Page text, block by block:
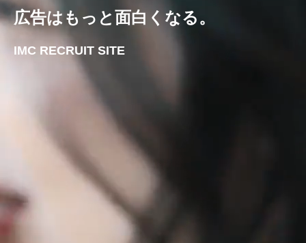
広告はもっと面白くなる。
IMC RECRUIT SITE